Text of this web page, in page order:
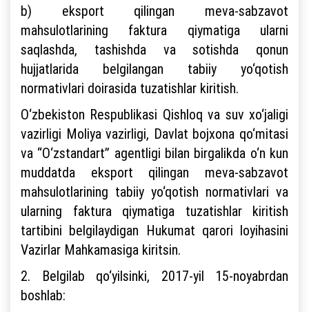
b) eksport qilingan meva-sabzavot
mahsulotlarining faktura qiymatiga ularni
saqlashda, tashishda va sotishda qonun
hujjatlarida belgilangan tabiiy yo‘qotish
normativlari doirasida tuzatishlar kiritish.
O‘zbekiston Respublikasi Qishloq va suv xo‘jaligi
vazirligi Moliya vazirligi, Davlat bojxona qo‘mitasi
va “O‘zstandart” agentligi bilan birgalikda o‘n kun
muddatda eksport qilingan meva-sabzavot
mahsulotlarining tabiiy yo‘qotish normativlari va
ularning faktura qiymatiga tuzatishlar kiritish
tartibini belgilaydigan Hukumat qarori loyihasini
Vazirlar Mahkamasiga kiritsin.
2. Belgilab qo‘yilsinki, 2017-yil 15-noyabrdan
boshlab: